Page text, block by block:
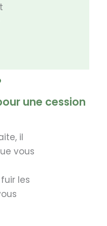
une cession
il
vous
les